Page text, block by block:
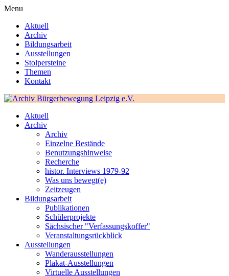
Menu
Aktuell
Archiv
Bildungsarbeit
Ausstellungen
Stolpersteine
Themen
Kontakt
Aktuell
Archiv
Archiv
Einzelne Bestände
Benutzungshinweise
Recherche
histor. Interviews 1979-92
Was uns bewegt(e)
Zeitzeugen
Bildungsarbeit
Publikationen
Schülerprojekte
Sächsischer "Verfassungskoffer"
Veranstaltungsrückblick
Ausstellungen
Wanderausstellungen
Plakat-Ausstellungen
Virtuelle Ausstellungen